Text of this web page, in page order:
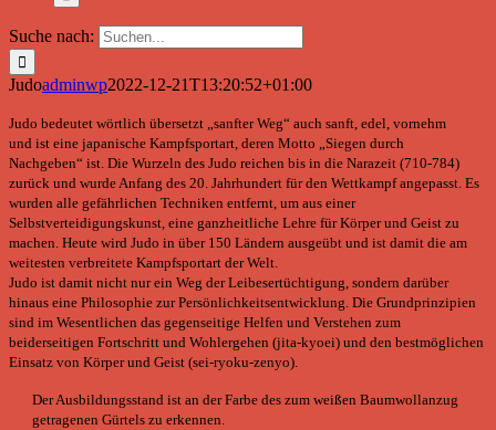
Suche nach:
Judoadminwp2022-12-21T13:20:52+01:00
Judo bedeutet wörtlich übersetzt „sanfter Weg“ auch sanft, edel, vornehm
und ist eine japanische Kampfsportart, deren Motto „Siegen durch
Nachgeben“ ist. Die Wurzeln des Judo reichen bis in die Narazeit (710-784)
zurück und wurde Anfang des 20. Jahrhundert für den Wettkampf angepasst. Es
wurden alle gefährlichen Techniken entfernt, um aus einer
Selbstverteidigungskunst, eine ganzheitliche Lehre für Körper und Geist zu
machen. Heute wird Judo in über 150 Ländern ausgeübt und ist damit die am
weitesten verbreitete Kampfsportart der Welt.
Judo ist damit nicht nur ein Weg der Leibesertüchtigung, sondern darüber
hinaus eine Philosophie zur Persönlichkeitsentwicklung. Die Grundprinzipien
sind im Wesentlichen das gegenseitige Helfen und Verstehen zum
beiderseitigen Fortschritt und Wohlergehen (jita-kyoei) und den bestmöglichen
Einsatz von Körper und Geist (sei-ryoku-zenyo).
Der Ausbildungsstand ist an der Farbe des zum weißen Baumwollanzug
getragenen Gürtels zu erkennen.